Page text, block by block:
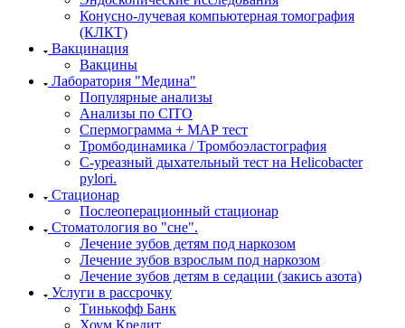
Конусно-лучевая компьютерная томография
(КЛКТ)
Вакцинация
Вакцины
Лаборатория "Медина"
Популярные анализы
Анализы по CITO
Спермограмма + МАР тест
Тромбодинамика / Тромбоэластография
С-уреазный дыхательный тест на Helicobacter
pylori.
Стационар
Послеоперационный стационар
Стоматология во "сне".
Лечение зубов детям под наркозом
Лечение зубов взрослым под наркозом
Лечение зубов детям в седации (закись азота)
Услуги в рассрочку
Тинькофф Банк
Хоум Кредит